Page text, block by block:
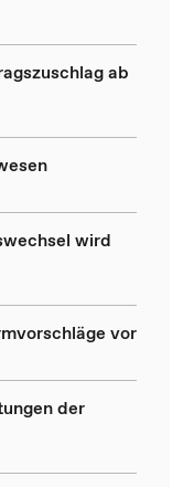
ab
wird
vor
der